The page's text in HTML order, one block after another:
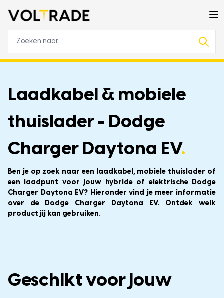
Laadkabel & mobiele
thuislader - Dodge
Charger Daytona EV.
Ben je op zoek naar een laadkabel, mobiele thuislader of
een laadpunt voor jouw hybride of elektrische Dodge
Charger Daytona EV? Hieronder vind je meer informatie
over de Dodge Charger Daytona EV. Ontdek welk
product jij kan gebruiken.
Geschikt voor jouw